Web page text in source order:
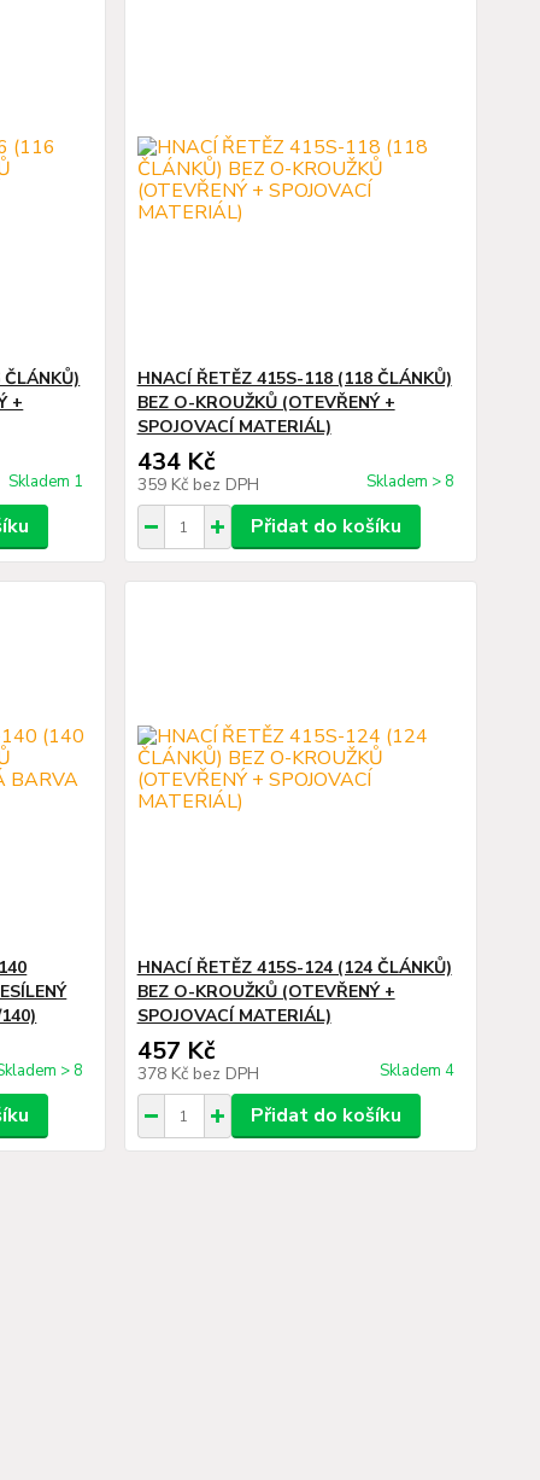
+
Skladem 1
HNACÍ ŘETĚZ 415S-118 (118 ČLÁNKŮ)
BEZ O-KROUŽKŮ (OTEVŘENÝ +
SPOJOVACÍ MATERIÁL)
434 Kč
359 Kč bez DPH Skladem > 8
Přidat do košíku
> 8
HNACÍ ŘETĚZ 415S-124 (124 ČLÁNKŮ)
BEZ O-KROUŽKŮ (OTEVŘENÝ +
SPOJOVACÍ MATERIÁL)
457 Kč
378 Kč bez DPH Skladem 4
Přidat do košíku